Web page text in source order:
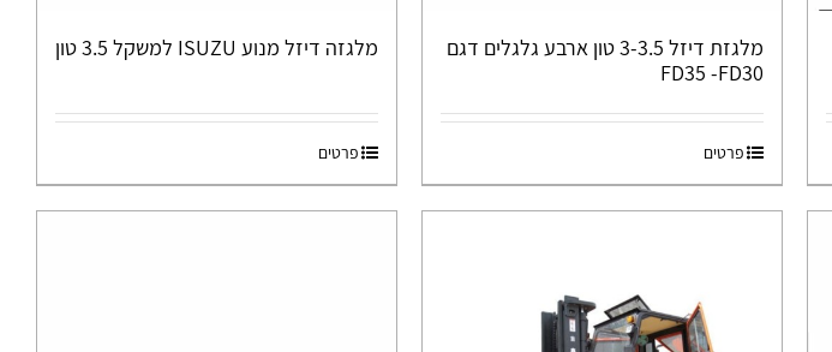
מלגזת דיזל 3-3.5 טון ארבע גלגלים דגם
FD35 -FD30
פרטים
מלגזה דיזל מנוע ISUZU למשקל 3.5 טון
פרטים